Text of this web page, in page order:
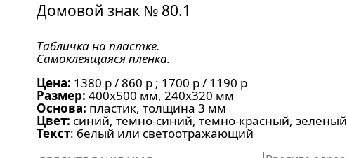
Домовой знак № 80.1
Табличка на пластке.
Самоклеящаяся пленка.
Цена: 1380 р / 860 р ; 1700 р / 1190 р
Размер: 400x500 мм, 240x320 мм
Основа: пластик, толщина 3 мм
Цвет: синий, тёмно-синий, тёмно-красный, зелёный
Текст: белый или светоотражающий